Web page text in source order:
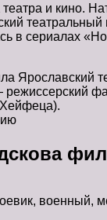
театра и кино.
театральный
в сериалах
Ярославский
режиссерский
военный,